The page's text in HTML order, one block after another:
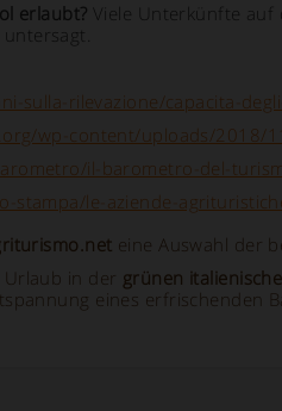
erlaubt? Viele Unterkünfte
sulla-rilevazione/capacita-
wp-content/uploads/2018/
il-barometro-del-
stampa/le-aziende-
eine Auswahl der
in der grünen
eines erfrischenden